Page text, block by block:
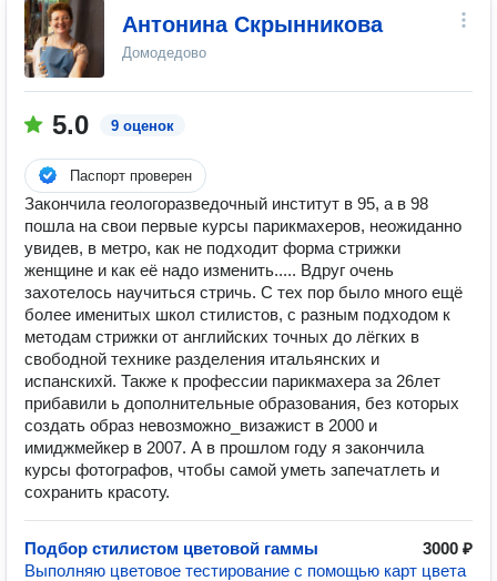
Антонина Скрынникова
Домодедово
5.0 9 оценок
Паспорт проверен
Закончила геологоразведочный институт в 95, а в 98
пошла на свои первые курсы парикмахеров, неожиданно
увидев, в метро, как не подходит форма стрижки
женщине и как её надо изменить..... Вдруг очень
захотелось научиться стричь. С тех пор было много ещё
более именитых школ стилистов, с разным подходом к
методам стрижки от английских точных до лёгких в
свободной технике разделения итальянских и
испанскихй. Также к профессии парикмахера за 26лет
прибавили ь дополнительные образования, без которых
создать образ невозможно_визажист в 2000 и
имиджмейкер в 2007. А в прошлом году я закончила
курсы фотографов, чтобы самой уметь запечатлеть и
сохранить красоту.
Подбор стилистом цветовой гаммы
3000 ₽
Выполняю цветовое тестирование с помощью карт цвета